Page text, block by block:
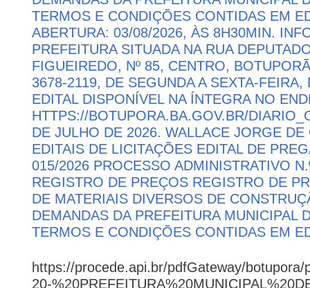
TERMOS E CONDIÇÕES CONTIDAS EM
ABERTURA: 03/08/2026, ÀS 8H30MIN.
PREFEITURA SITUADA NA RUA
FIGUEIREDO, Nº 85, CENTRO,
3678-2119, DE SEGUNDA A SEXTA-
EDITAL DISPONÍVEL NA ÍNTEGRA NO
HTTPS://BOTUPORA.BA.GOV.BR/
DE JULHO DE 2026. WALLACE JORGE
EDITAIS DE LICITAÇÕES EDITAL DE
015/2026 PROCESSO ADMINISTRATIVO
REGISTRO DE PREÇOS REGISTRO DE
DE MATERIAIS DIVERSOS DE
DEMANDAS DA PREFEITURA MUNICIPAL
TERMOS E CONDIÇÕES CONTIDAS EM
https://procede.api.br/pdfGateway/botupora/
20-